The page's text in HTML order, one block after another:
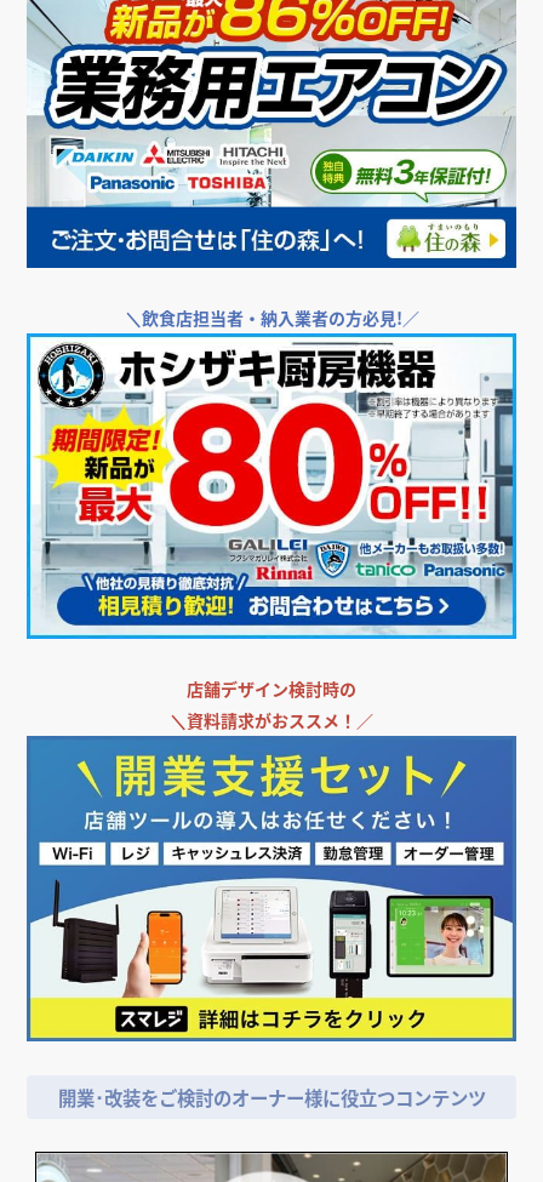
＼店舗やオフィスの開業･改装をご検討なら／
店舗・オフィス運営者様向け支援サービス
＼飲食店・店舗向けエアコンをお探しなら／
＼飲食店担当者・納入業者の方必見!／